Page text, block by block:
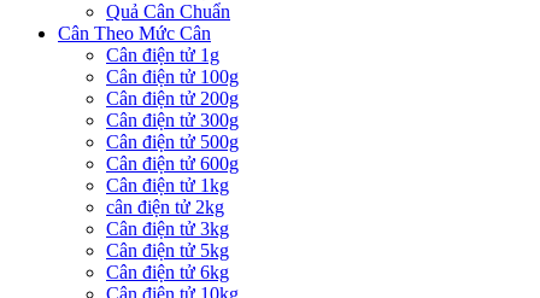
Quả Cân Chuẩn
Cân Theo Mức Cân
Cân điện tử 1g
Cân điện tử 100g
Cân điện tử 200g
Cân điện tử 300g
Cân điện tử 500g
Cân điện tử 600g
Cân điện tử 1kg
cân điện tử 2kg
Cân điện tử 3kg
Cân điện tử 5kg
Cân điện tử 6kg
Cân điện tử 10kg